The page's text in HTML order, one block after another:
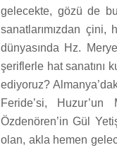
gelecekte, gözü de
sanatlarımızdan
dünyasında Hz.
şeriflerle hat sanatını
ediyoruz?
Feride’si,
Özdenören’in Gül
olan, akla hemen